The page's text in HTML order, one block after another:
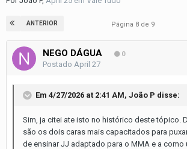
ANTERIOR Página 8 de 9
NEGO DÁGUA 0
Postado April 27
Em 4/27/2026 at 2:41 AM, João P disse:
Sim, ja citei ate isto no histórico deste tópico.
são os dois caras mais capacitados para
de ensinar JJ adaptado para o MMA e a como